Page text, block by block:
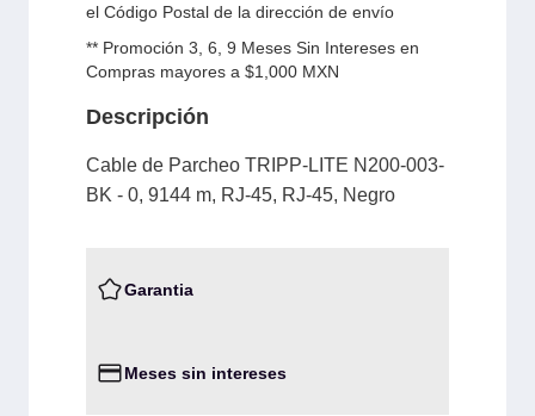
el Código Postal de la dirección de envío
** Promoción 3, 6, 9 Meses Sin Intereses en
Compras mayores a $1,000 MXN
Descripción
Cable de Parcheo TRIPP-LITE N200-003-
BK - 0, 9144 m, RJ-45, RJ-45, Negro
Garantia
Meses sin intereses